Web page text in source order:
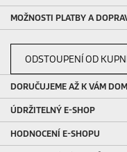
MOŽNOSTI PLATBY A
ODSTOUPENÍ OD
DORUČUJEME AŽ K VÁM
ÚDRŽITELNÝ E-SHOP
HODNOCENÍ E-SHOPU